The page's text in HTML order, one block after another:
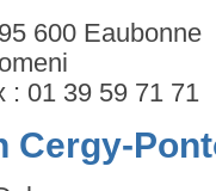
600 Eaubonne
: 01 39 59 71 71
Cergy-